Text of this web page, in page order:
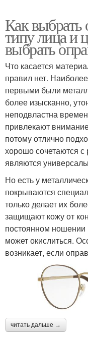
Как выбрать
типу лица и
выбрать
Что касается
правил нет.
первыми были
более изысканно,
неподвластна
привлекают
потому отлично
хорошо сочетаются
являются
Но есть у
покрываются
только делает их
защищают кожу от
постоянном ношении
может окислиться.
возникает, если
читать дальше →